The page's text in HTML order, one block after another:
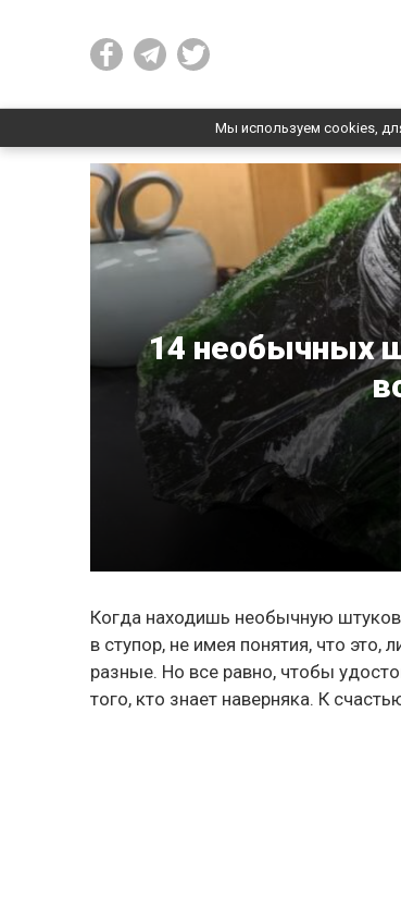
Мы используем cookies,
14 необычных
Когда находишь необычную
в ступор, не имея понятия, что
разные. Но все равно, чтобы
того, кто знает наверняка. К